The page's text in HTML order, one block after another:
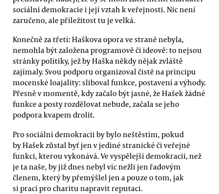
sociální demokracie i její vztah k veřejnosti. Nic není
zaručeno, ale příležitost tu je velká.
Konečně za třetí: Haškova opora ve straně nebyla,
nemohla být založena programově či ideově: to nejsou
stránky politiky, jež by Haška někdy nějak zvláště
zajímaly. Svou podporu organizoval čistě na principu
mocenské loajality: sliboval funkce, postavení a výhody.
Přesně v momentě, kdy začalo být jasné, že Hašek žádné
funkce a posty rozdělovat nebude, začala se jeho
podpora kvapem drolit.
Pro sociální demokracii by bylo neštěstím, pokud
by Hašek zůstal byť jen v jediné stranické či veřejné
funkci, kterou vykonává. Ve vyspělejší demokracii, než
je ta naše, by již dnes nebyl víc nežli jen řadovým
členem, který by přemýšlel jen a pouze o tom, jak
si prací pro charitu napravit reputaci.